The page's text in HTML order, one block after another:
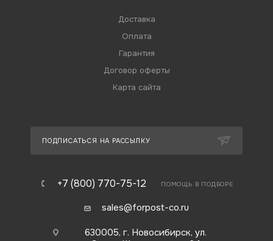
Доставка
Оплата
Гарантия
Договор оферты
Карта сайта
ПОДПИСАТЬСЯ НА РАССЫЛКУ
+7 (800) 770-75-12 ПОМОЩЬ В ПОДБОРЕ
sales@forpost-co.ru
630005, г. Новосибирск, ул.